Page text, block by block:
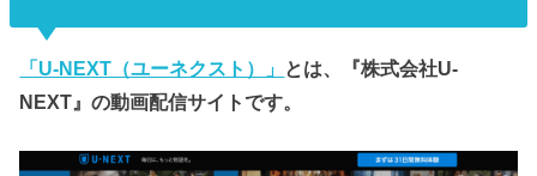
「U-NEXT（ユーネクスト）」 とは、『株式会社U-
NEXT』の動画配信サイトです。